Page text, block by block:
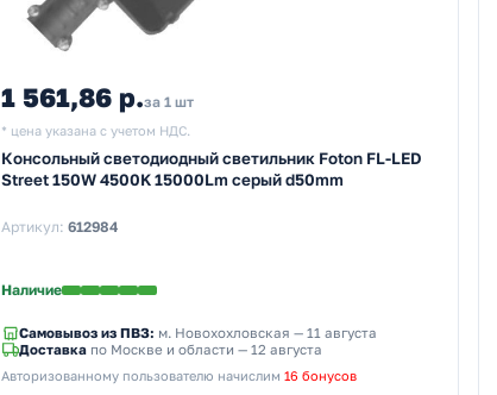
1 561,86 р.за 1 шт
* цена указана с учетом НДС.
Консольный светодиодный светильник Foton FL-LED
Street 150W 4500K 15000Lm серый d50mm
Артикул: 612984
Наличие
Самовывоз из ПВЗ: м. Новохохловская — 11 августа
Доставка по Москве и области — 12 августа
Авторизованному пользователю начислим 16 бонусов